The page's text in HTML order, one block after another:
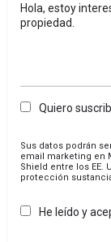
Quiero
Sus datos podrán
email marketing en
Shield entre los EE.
protección
He leído y